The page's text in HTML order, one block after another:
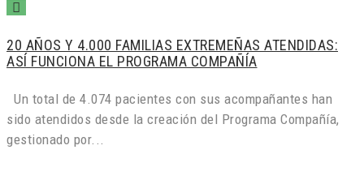
20 AÑOS Y 4.000 FAMILIAS EXTREMEÑAS ATENDIDAS:
ASÍ FUNCIONA EL PROGRAMA COMPAÑÍA
Un total de 4.074 pacientes con sus acompañantes han
sido atendidos desde la creación del Programa Compañía,
gestionado por...